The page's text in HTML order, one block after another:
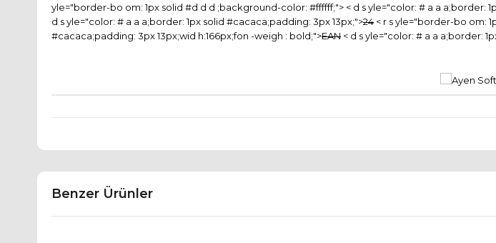
yle="border-bo om: 1px solid #d d d ;background-color: #ffffff;"> < d s yle="color: # a a a;border:
d s yle="color: # a a a;border: 1px solid #cacaca;padding: 3px 13px;">24 < r s yle="border-bo om:
#cacaca;padding: 3px 13px;wid h:166px;fon -weigh : bold;">EAN < d s yle="color: # a a a;border:
Benzer Ürünler